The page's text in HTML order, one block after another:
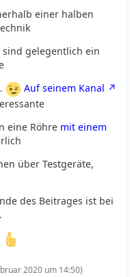
einer halben
sind gelegentlich ein
Auf seinem Kanal
eine Röhre mit einem
über Testgeräte,
des Beitrages ist bei
2020 um 14:50)